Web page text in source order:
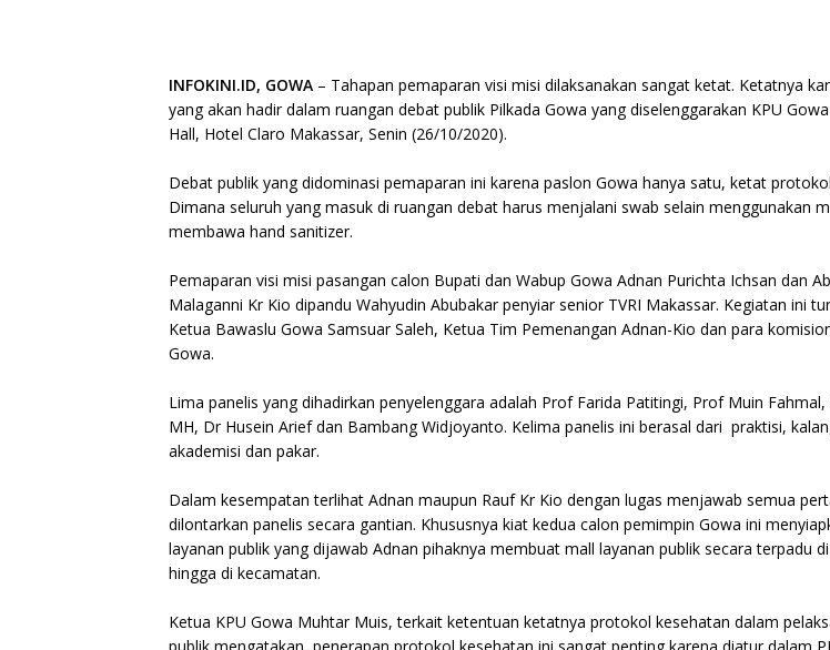
INFOKINI.ID, GOWA – Tahapan pemaparan visi misi dilaksanakan sangat ketat. Ketatnya
yang akan hadir dalam ruangan debat publik Pilkada Gowa yang diselenggarakan KPU
Hall, Hotel Claro Makassar, Senin (26/10/2020).
Debat publik yang didominasi pemaparan ini karena paslon Gowa hanya satu, ketat
Dimana seluruh yang masuk di ruangan debat harus menjalani swab selain menggunakan
membawa hand sanitizer.
Pemaparan visi misi pasangan calon Bupati dan Wabup Gowa Adnan Purichta Ichsan dan
Malaganni Kr Kio dipandu Wahyudin Abubakar penyiar senior TVRI Makassar. Kegiatan ini
Ketua Bawaslu Gowa Samsuar Saleh, Ketua Tim Pemenangan Adnan-Kio dan para
Gowa.
Lima panelis yang dihadirkan penyelenggara adalah Prof Farida Patitingi, Prof Muin Fahmal,
MH, Dr Husein Arief dan Bambang Widjoyanto. Kelima panelis ini berasal dari praktisi,
akademisi dan pakar.
Dalam kesempatan terlihat Adnan maupun Rauf Kr Kio dengan lugas menjawab semua
dilontarkan panelis secara gantian. Khususnya kiat kedua calon pemimpin Gowa ini
layanan publik yang dijawab Adnan pihaknya membuat mall layanan publik secara terpadu
hingga di kecamatan.
Ketua KPU Gowa Muhtar Muis, terkait ketentuan ketatnya protokol kesehatan dalam